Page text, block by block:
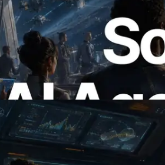
RPC compatible con
la que los agentes de IA
por las API que